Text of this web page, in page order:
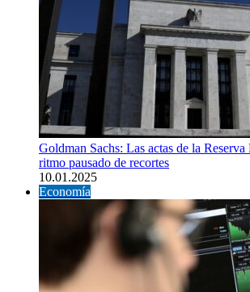
Goldman Sachs: Las actas de la Reserva
ritmo pausado de recortes
10.01.2025
Economía